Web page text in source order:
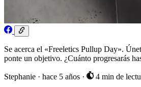
Se acerca el «Freeletics Pullup Day».
ponte un objetivo. ¿Cuánto progresarás
Stephanie · hace 5 años · 4 min de